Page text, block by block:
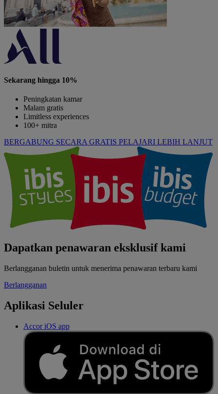
Sekarang hingga 10%
Peningkatan kamar
Malam gratis
Limitless experiences
100+ mitra
BERGABUNG SECARA GRATIS PELAJARI LEBIH LANJUT
Dapatkan penawaran eksklusif kami
Berlangganan buletin untuk menerima penawaran terbaru kami
Berlangganan
Aplikasi Seluler
Accor iOS app